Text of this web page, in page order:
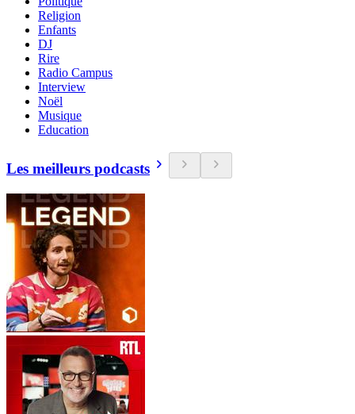
Religion
Enfants
DJ
Rire
Radio Campus
Interview
Noël
Musique
Education
Les meilleurs podcasts